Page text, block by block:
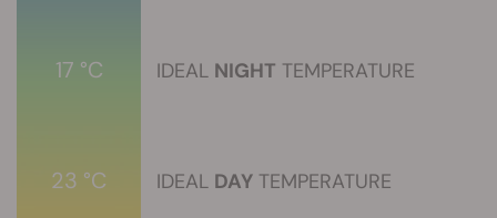
17 °C IDEAL NIGHT TEMPERATURE
23 °C IDEAL DAY TEMPERATURE